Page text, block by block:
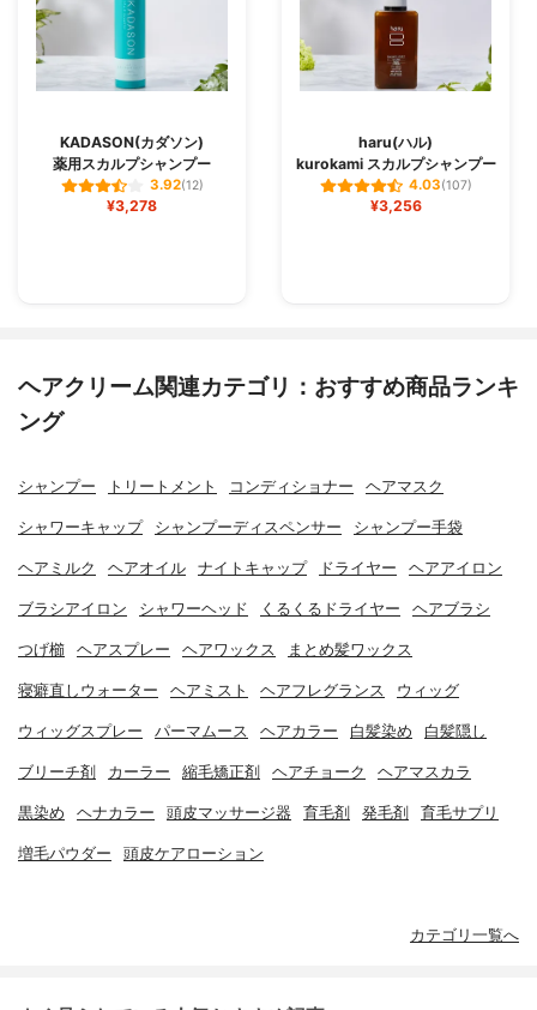
KADASON(カダソン)
薬用スカルプシャンプー
3.92(12)
¥3,278
haru(ハル)
kurokami スカルプシャンプー
4.03(107)
¥3,256
ヘアクリーム関連カテゴリ：おすすめ商品ランキ
ング
シャンプー トリートメント コンディショナー ヘアマスク
シャワーキャップ シャンプーディスペンサー シャンプー手袋
ヘアミルク ヘアオイル ナイトキャップ ドライヤー ヘアアイロン
ブラシアイロン シャワーヘッド くるくるドライヤー ヘアブラシ
つげ櫛 ヘアスプレー ヘアワックス まとめ髪ワックス
寝癖直しウォーター ヘアミスト ヘアフレグランス ウィッグ
ウィッグスプレー パーマムース ヘアカラー 白髪染め 白髪隠し
ブリーチ剤 カーラー 縮毛矯正剤 ヘアチョーク ヘアマスカラ
黒染め ヘナカラー 頭皮マッサージ器 育毛剤 発毛剤 育毛サプリ
増毛パウダー 頭皮ケアローション
カテゴリ一覧へ